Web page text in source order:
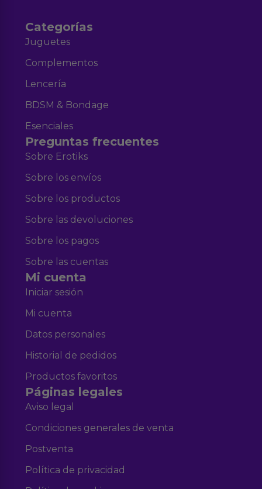
Categorías
Juguetes
Complementos
Lencería
BDSM & Bondage
Esenciales
Preguntas frecuentes
Sobre Erotiks
Sobre los envíos
Sobre los productos
Sobre las devoluciones
Sobre los pagos
Sobre las cuentas
Mi cuenta
Iniciar sesión
Mi cuenta
Datos personales
Historial de pedidos
Productos favoritos
Páginas legales
Aviso legal
Condiciones generales de venta
Postventa
Política de privacidad